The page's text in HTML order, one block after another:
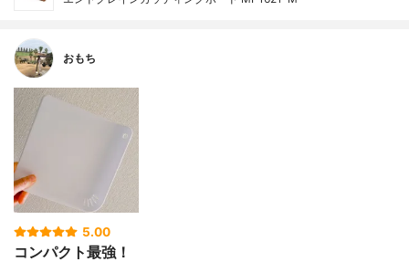
おもち
5.00
コンパクト最強！